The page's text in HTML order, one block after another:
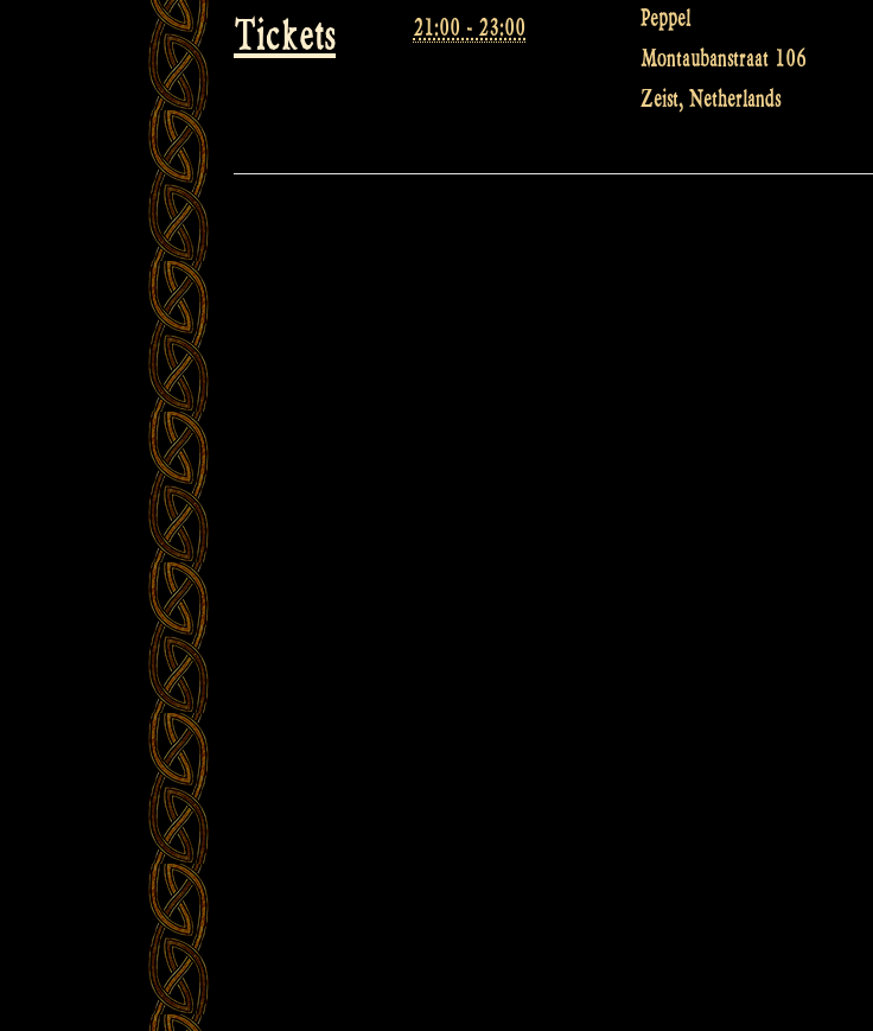
Tickets 21:00 - 23:00
Peppel
Montaubanstraat 106
Zeist, Netherlands